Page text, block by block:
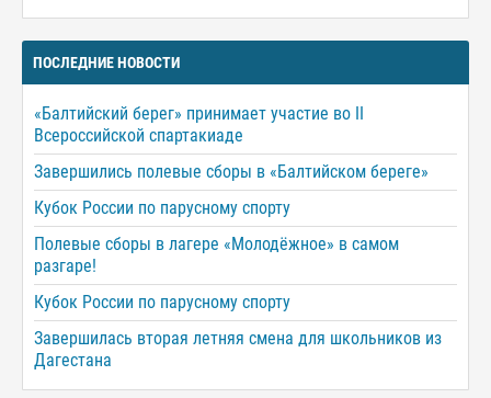
ПОСЛЕДНИЕ НОВОСТИ
«Балтийский берег» принимает участие во II
Всероссийской спартакиаде
Завершились полевые сборы в «Балтийском береге»
Кубок России по парусному спорту
Полевые сборы в лагере «Молодёжное» в самом
разгаре!
Кубок России по парусному спорту
Завершилась вторая летняя смена для школьников из
Дагестана